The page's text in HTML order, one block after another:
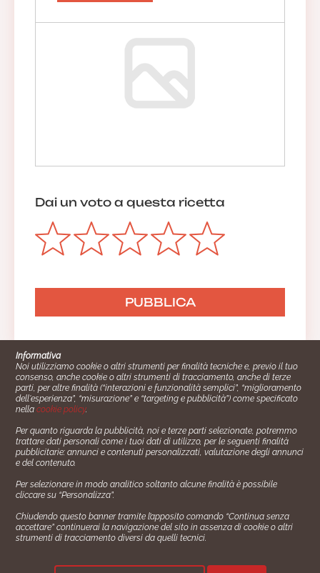
Dai un voto a questa ricetta
Cucinare.it è un marchio commerciale di Impiego24.it s.r.l.
copyright 2014 - 2024 P.IVA: 03406490130
Azienda certiﬁcata ISO 27001 numero: SNR 73140386/89/I
- Azienda certiﬁcata ISO 9001 numero: SNR
Gestione consensi e categorie merceologiche marketing
Seguici su:
Informativa
Noi utilizziamo cookie o altri strumenti per finalità tecniche e, previo il tuo
consenso, anche cookie o altri strumenti di tracciamento, anche di terze
parti, per altre finalità (“interazioni e funzionalità semplici”, “miglioramento
dell'esperienza”, “misurazione” e “targeting e pubblicità”) come specificato
nellacookie policy.
Per quanto riguarda la pubblicità, noi e terze parti selezionate, potremmo
trattare dati personali come i tuoi dati di utilizzo, per le seguenti finalità
pubblicitarie: annunci e contenuti personalizzati, valutazione degli annunci
e del contenuto.
Per selezionare in modo analitico soltanto alcune finalità è possibile
cliccare su “Personalizza”.
Chiudendo questo banner tramite l’apposito comando “Continua senza
accettare” continuerai la navigazione del sito in assenza di cookie o altri
strumenti di tracciamento diversi da quelli tecnici.